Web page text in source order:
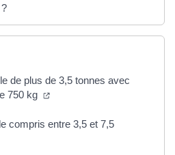
de plus de 3,5 tonnes avec
750 kg
compris entre 3,5 et 7,5